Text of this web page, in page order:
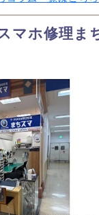
マホ修理ま